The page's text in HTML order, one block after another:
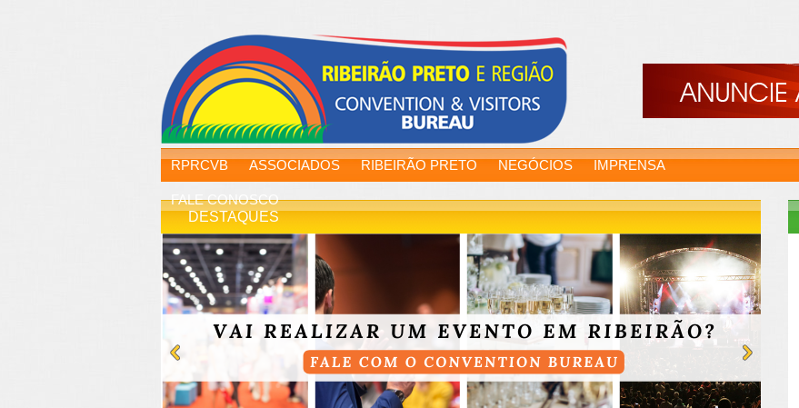
RPRCVB ASSOCIADOS RIBEIRÃO PRETO NEGÓCIOS IMPRENSA
FALE CONOSCO
DESTAQUES